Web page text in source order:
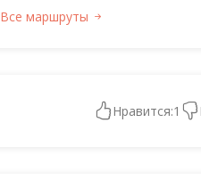
Все маршруты
Нравится:1